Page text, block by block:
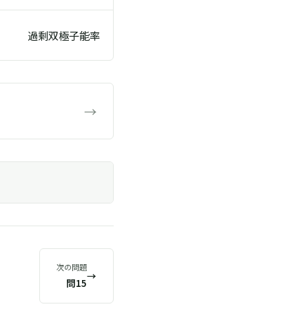
過剩双極子能率
→
次の問題
問15
→